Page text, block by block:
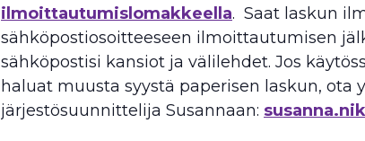
ilmoittautumislomakkeella. Saat laskun
sähköpostiosoitteeseen ilmoittautumisen
sähköpostisi kansiot ja välilehdet. Jos
haluat muusta syystä paperisen laskun, ota
järjestösuunnittelija Susannaan: